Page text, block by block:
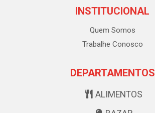
INSTITUCIONAL
Quem Somos
Trabalhe Conosco
DEPARTAMENTOS
ALIMENTOS